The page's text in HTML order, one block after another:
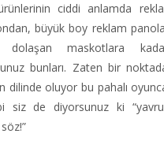
ciddi anlamda
büyük boy reklam
dolaşan maskotlara
bunları. Zaten bir
dilinde oluyor bu pahalı
siz de diyorsunuz ki